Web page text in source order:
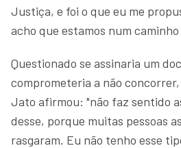
Justiça, e foi o que eu me
acho que estamos num
Questionado se assinaria um
comprometeria a não
Jato afirmou: "não faz sentido
desse, porque muitas pessoas
rasgaram. Eu não tenho esse